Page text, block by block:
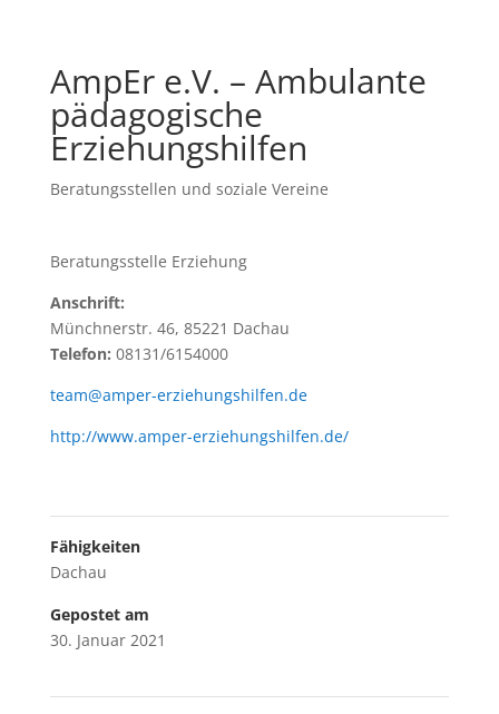
AmpEr e.V. – Ambulante
pädagogische
Erziehungshilfen
Beratungsstellen und soziale Vereine
Beratungsstelle Erziehung
Anschrift:
Münchnerstr. 46, 85221 Dachau
Telefon: 08131/6154000
team@amper-erziehungshilfen.de
http://www.amper-erziehungshilfen.de/
Fähigkeiten
Dachau
Gepostet am
30. Januar 2021